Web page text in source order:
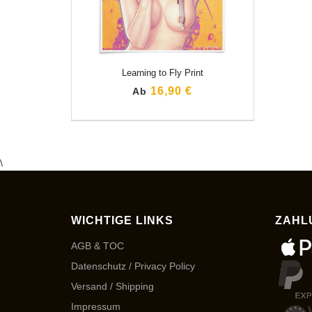
Learning to Fly Print
Ab 16,90 €
\
WICHTIGE LINKS
AGB & TOC
Datenschutz / Privacy Policy
Versand / Shipping
Impressum